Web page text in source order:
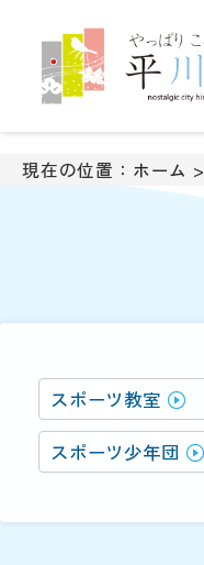
ョ
す
現在の位置： ホーム >
スポーツ教室
スポーツ少年団